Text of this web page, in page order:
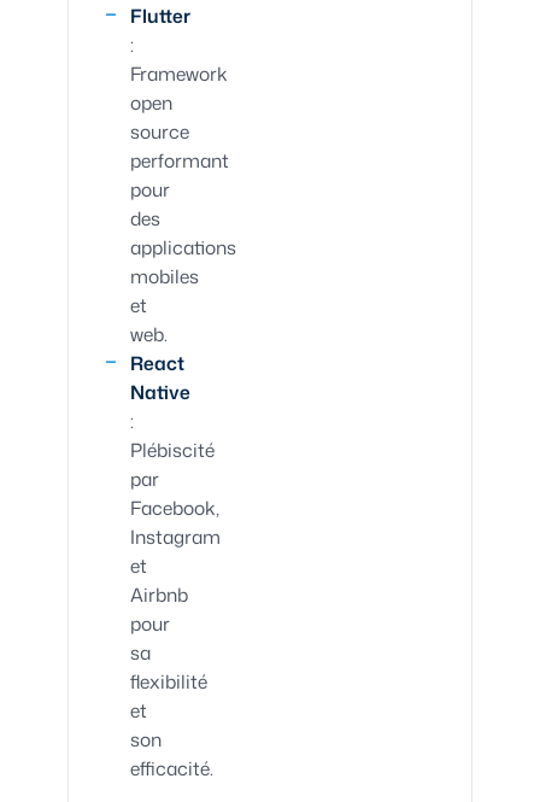
Flutter
:
Framework
open
source
performant
pour
des
applications
mobiles
et
web.
React
Native
:
Plébiscité
par
Facebook,
Instagram
et
Airbnb
pour
sa
flexibilité
et
son
efficacité.